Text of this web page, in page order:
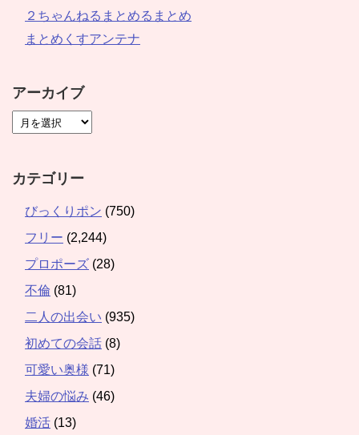
２ちゃんねるまとめるまとめ
まとめくすアンテナ
アーカイブ
カテゴリー
びっくりポン (750)
フリー (2,244)
プロポーズ (28)
不倫 (81)
二人の出会い (935)
初めての会話 (8)
可愛い奥様 (71)
夫婦の悩み (46)
婚活 (13)